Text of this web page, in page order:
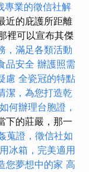
專業的徵信社解
近的庇護所距離
裡可以宣布其傑
，滿足各類活動
品安全 辦護照需
慮 全瓷冠的特點
潔，為您打造乾
何辦理台胞證，
下的莊嚴，那一
蒐證，徵信社如
冰箱，完美適用
您夢想中的家 高